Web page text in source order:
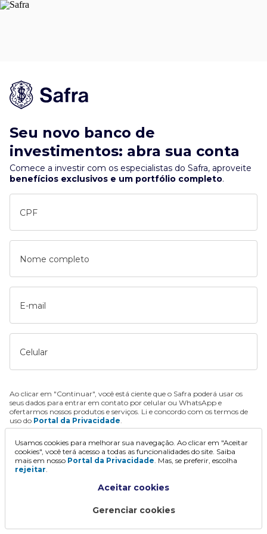
Seu novo banco de
investimentos: abra sua conta
Comece a investir com os especialistas do Safra, aproveite
benefícios exclusivos e um portfólio completo.
CPF
Nome completo
E-mail
Celular
Ao clicar em "Continuar", você está ciente que o Safra poderá usar os
seus dados para entrar em contato por celular ou WhatsApp e
ofertarmos nossos produtos e serviços. Li e concordo com os termos de
uso do Portal da Privacidade.
Continuar
Usamos cookies para melhorar sua navegação. Ao clicar em "Aceitar
cookies", você terá acesso a todas as funcionalidades do site. Saiba
mais em nosso Portal da Privacidade. Mas, se preferir, escolha
rejeitar.
Aceitar cookies
Gerenciar cookies